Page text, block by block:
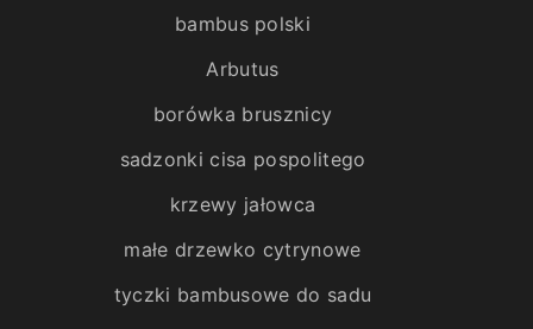
bambus polski
Arbutus
borówka brusznicy
sadzonki cisa pospolitego
krzewy jałowca
małe drzewko cytrynowe
tyczki bambusowe do sadu